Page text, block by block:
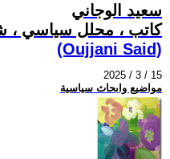
سعيد الوجاني
كاتب ، محلل سياسي ،
(Oujjani Said)
2025 / 3 / 15
مواضيع وابحاث سياسية